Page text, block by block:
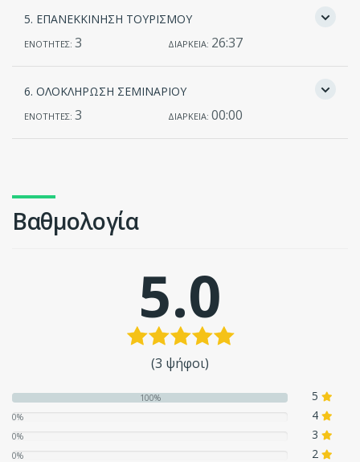
5. ΕΠΑΝΕΚΚΙΝΗΣΗ ΤΟΥΡΙΣΜΟΥ
ΕΝΟΤΗΤΕΣ: 3 ΔΙΑΡΚΕΙΑ: 26:37
6. ΟΛΟΚΛΗΡΩΣΗ ΣΕΜΙΝΑΡΙΟΥ
ΕΝΟΤΗΤΕΣ: 3 ΔΙΑΡΚΕΙΑ: 00:00
Βαθμολογία
5.0
(3 ψήφοι)
100% 5
0% 4
0% 3
0% 2